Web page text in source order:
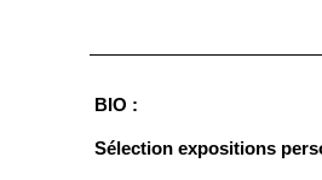
BIO :
Sélection expositions